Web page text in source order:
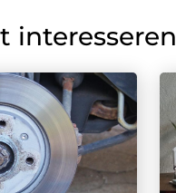
interesseren